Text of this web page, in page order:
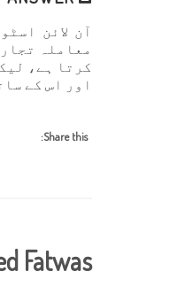
آن لائن
معاملہ
کرتا ہے،
اور اس کے
Share this:
Fatwas